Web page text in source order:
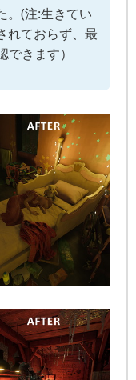
。(注:生きてい
れておらず、最
きます）